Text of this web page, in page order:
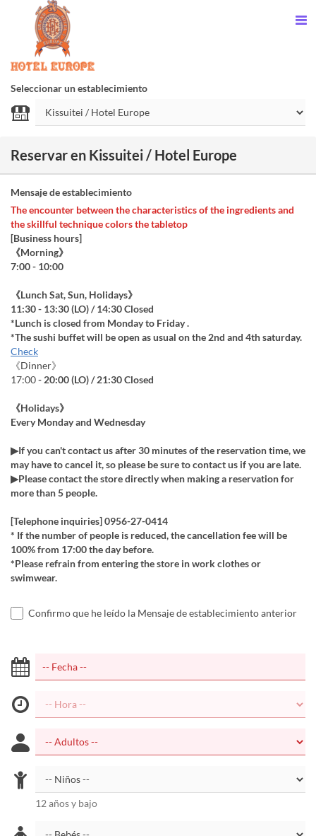
Seleccionar un establecimiento
Reservar en Kissuitei / Hotel Europe
Mensaje de establecimiento
The encounter between the characteristics of the ingredients and
the skillful technique colors the tabletop
[Business hours]
《Morning》
7:00 - 10:00
《Lunch Sat, Sun, Holidays》
11:30 - 13:30 (LO) / 14:30 Closed
*Lunch is closed from Monday to Friday .
*The sushi buffet will be open as usual on the 2nd and 4th saturday.
Check
《Dinner》
17:00- 20:00(LO) / 21:30 Closed
《Holidays》
Every Monday and Wednesday
▶If you can't contact us after 30 minutes of the reservation time, we
may have to cancel it, so please be sure to contact us if you are late.
▶Please contact the store directly when making a reservation for
more than 5 people.
[Telephone inquiries] 0956-27-0414
* If the number of people is reduced, the cancellation fee will be
100% from 17:00 the day before.
*Please refrain from entering the store in work clothes or
swimwear.
Confirmo que he leído la Mensaje de establecimiento anterior
12 años y bajo